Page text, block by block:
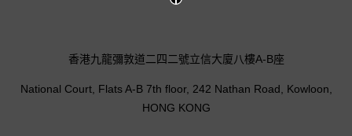
香港九龍彌敦道二四二號立信大廈八樓A-B座
National Court, Flats A-B 7th floor, 242 Nathan Road, Kowloon,
HONG KONG